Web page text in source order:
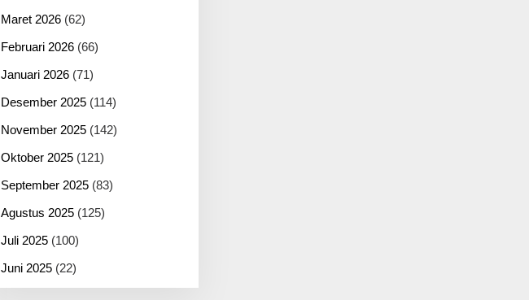
Maret 2026(62)
Februari 2026(66)
Januari 2026(71)
Desember 2025(114)
November 2025(142)
Oktober 2025(121)
September 2025(83)
Agustus 2025(125)
Juli 2025(100)
Juni 2025(22)